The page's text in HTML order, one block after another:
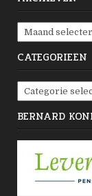
Archieven
CATEGORIEËN
Categorieën
BERNARD